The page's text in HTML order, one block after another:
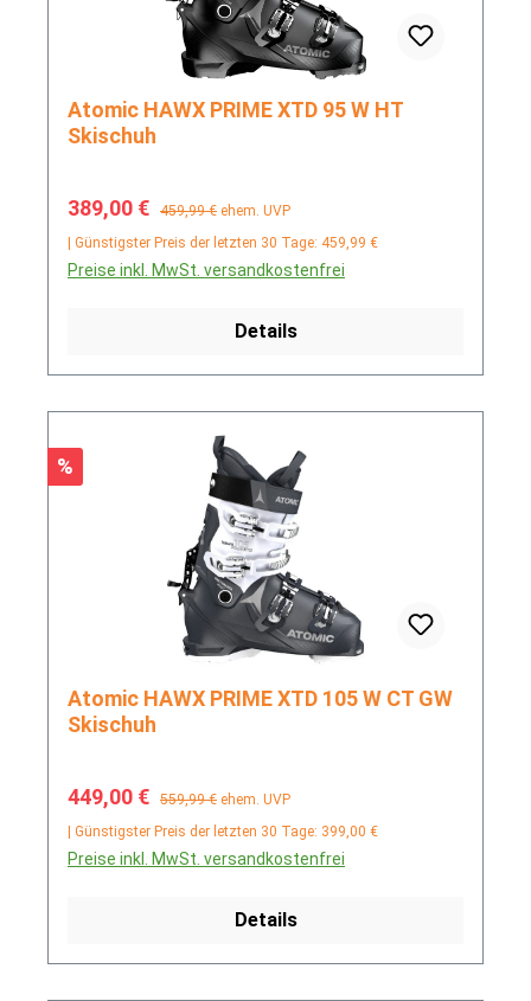
Atomic HAWX PRIME XTD 95 W HT
Skischuh
Verkaufspreis:
389,00 € Regulärer Preis:
459,99 € ehem. UVP
| Günstigster Preis der letzten 30 Tage: 459,99 €
Preise inkl. MwSt. versandkostenfrei
Details
Rabatt
%
Atomic HAWX PRIME XTD 105 W CT GW
Skischuh
Verkaufspreis:
449,00 € Regulärer Preis:
559,99 € ehem. UVP
| Günstigster Preis der letzten 30 Tage: 399,00 €
Preise inkl. MwSt. versandkostenfrei
Details